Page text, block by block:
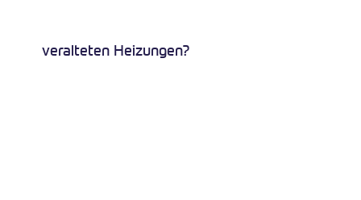
veralteten Heizungen?